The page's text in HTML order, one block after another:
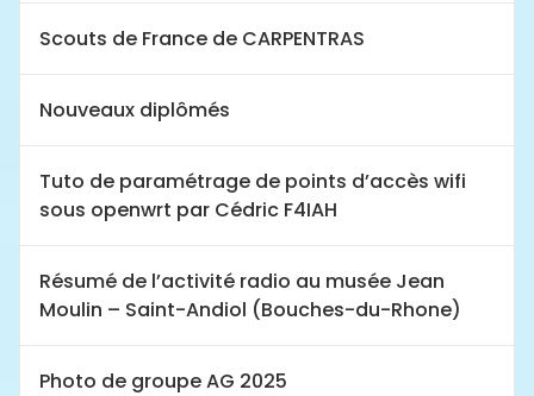
Scouts de France de CARPENTRAS
Nouveaux diplômés
Tuto de paramétrage de points d’accès wifi
sous openwrt par Cédric F4IAH
Résumé de l’activité radio au musée Jean
Moulin – Saint-Andiol (Bouches-du-Rhone)
Photo de groupe AG 2025